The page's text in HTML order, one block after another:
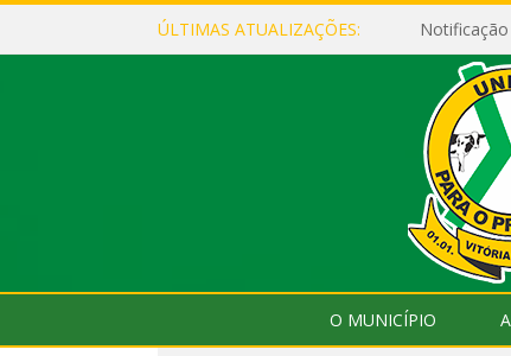
ÚLTIMAS ATUALIZAÇÕES: Notificação
O MUNICÍPIO